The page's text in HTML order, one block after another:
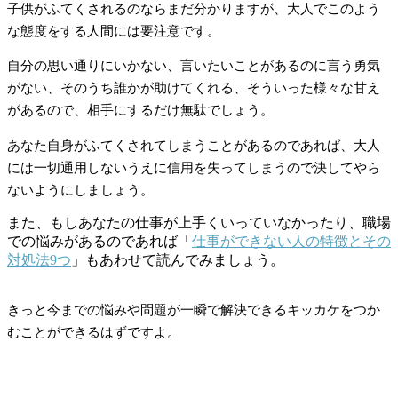
子供がふてくされるのならまだ分かりますが、大人でこのよう
な態度をする人間には要注意です。
自分の思い通りにいかない、言いたいことがあるのに言う勇気
がない、そのうち誰かが助けてくれる、そういった様々な甘え
があるので、相手にするだけ無駄でしょう。
あなた自身がふてくされてしまうことがあるのであれば、大人
には一切通用しないうえに信用を失ってしまうので決してやら
ないようにしましょう。
また、もしあなたの仕事が上手くいっていなかったり、職場
での悩みがあるのであれば「 仕事ができない人の特徴とその
対処法9つ 」もあわせて読んでみましょう。
きっと今までの悩みや問題が一瞬で解決できるキッカケをつか
むことができるはずですよ。